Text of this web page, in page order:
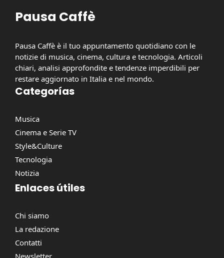
Pausa Caffè
Pausa Caffè è il tuo appuntamento quotidiano con le
notizie di musica, cinema, cultura e tecnologia. Articoli
chiari, analisi approfondite e tendenze imperdibili per
restare aggiornato in Italia e nel mondo.
Categorías
Musica
Cinema e Serie TV
Style&Culture
Tecnologia
Notizia
Enlaces útiles
Chi siamo
La redazione
Contatti